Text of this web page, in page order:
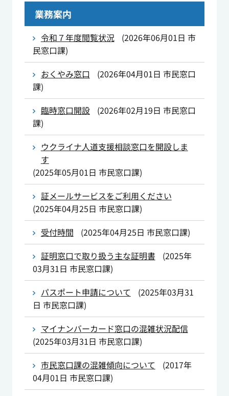
業務案内
令和７年度閲覧状況 (2026年06月01日 市
民窓口課)
おくやみ窓口
(2026年04月01日 市民窓口
課)
臨時窓口開設
(2026年02月19日 市民窓口
課)
ウクライナ人道支援相談窓口を開設しま
す
(2025年05月01日 市民窓口課)
証メールサービスをご利用ください
(2025年04月25日 市民窓口課)
受付時間
(2025年04月25日 市民窓口課)
証明窓口で取り扱う主な証明書
(2025年
03月31日 市民窓口課)
パスポート申請について
(2025年03月31
日 市民窓口課)
マイナンバーカード窓口の混雑状況配信
(2025年03月31日 市民窓口課)
市民窓口課の混雑傾向について
(2017年
04月01日 市民窓口課)